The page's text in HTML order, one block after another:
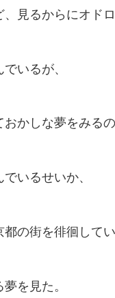
見るからにオド
いるが、
かしな夢をみるの
いるせいか、
の街を徘徊してい
を見た。